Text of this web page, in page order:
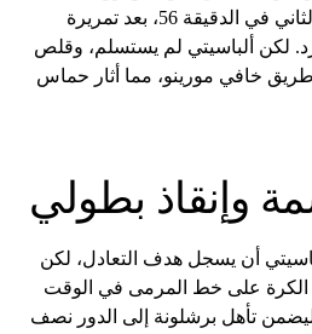
أراوخو من تسجيل الهدف الثاني في الدقيقة 56، بعد تمريرة
لكن ألباسيتي لم يستسلم، وقلص
في الدقيقة 87 عن طريق خافي مورينو، مما أثار حماس
وإنقاذ بطولي
أن يسجل هدف التعادل، لكن
الكرة على خط المرمى في الوقت
تأهل برشلونة إلى الدور نصف